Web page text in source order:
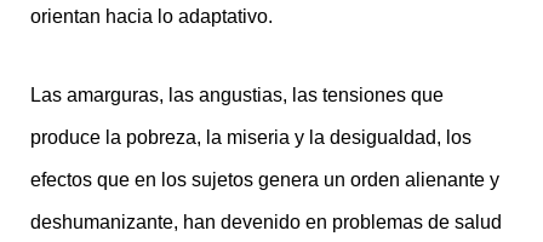
orientan hacia lo adaptativo.
Las amarguras, las angustias, las tensiones que
produce la pobreza, la miseria y la desigualdad, los
efectos que en los sujetos genera un orden alienante y
deshumanizante, han devenido en problemas de salud